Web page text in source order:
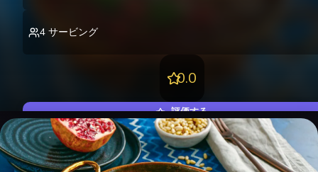
4 サービング
0.0
評価する